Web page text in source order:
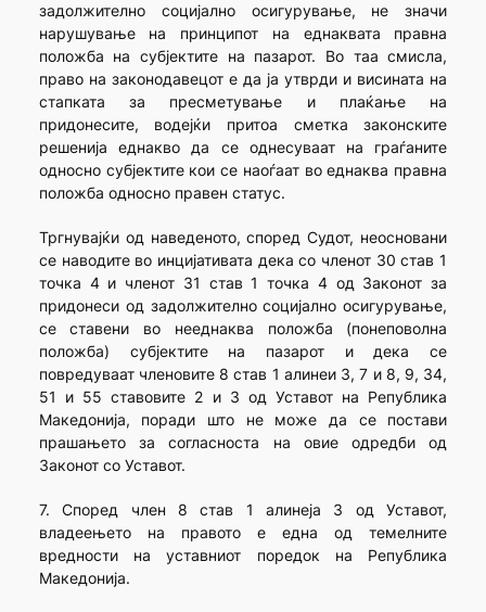
задолжително социјално осигурување, не значи
нарушување на принципот на еднаквата правна
положба на субјектите на пазарот. Во таа смисла,
право на законодавецот е да ја утврди и висината на
стапката за пресметување и плаќање на
придонесите, водејќи притоа сметка законските
решенија еднакво да се однесуваат на граѓаните
односно субјектите кои се наоѓаат во еднаква правна
положба односно правен статус.
Тргнувајќи од наведеното, според Судот, неосновани
се наводите во инцијативата дека со членот 30 став 1
точка 4 и членот 31 став 1 точка 4 од Законот за
придонеси од задолжително социјално осигурување,
се ставени во нееднаква положба (понеповолна
положба) субјектите на пазарот и дека се
повредуваат членовите 8 став 1 алинеи 3, 7 и 8, 9, 34,
51 и 55 ставовите 2 и 3 од Уставот на Република
Македонија, поради што не може да се постави
прашањето за согласноста на овие одредби од
Законот со Уставот.
7. Според член 8 став 1 алинеја 3 од Уставот,
владеењето на правото е една од темелните
вредности на уставниот поредок на Република
Македонија.